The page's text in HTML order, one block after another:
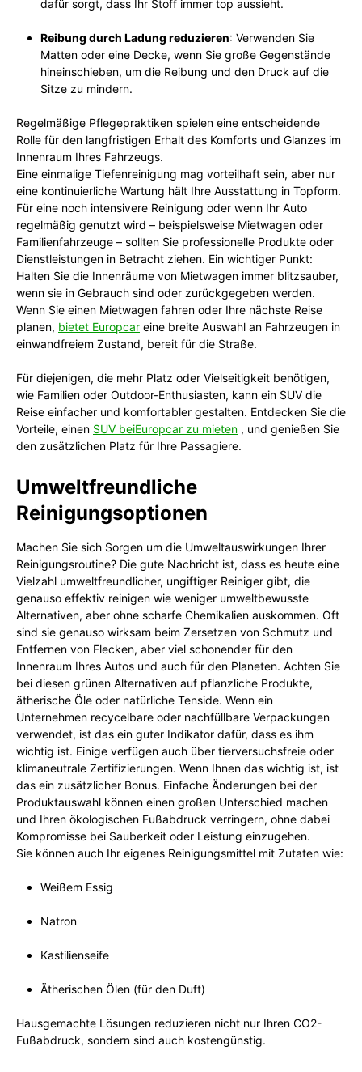
dafür sorgt, dass Ihr Stoff immer top aussieht.
Reibung durch Ladung reduzieren: Verwenden Sie
Matten oder eine Decke, wenn Sie große Gegenstände
hineinschieben, um die Reibung und den Druck auf die
Sitze zu mindern.
Regelmäßige Pflegepraktiken spielen eine entscheidende
Rolle für den langfristigen Erhalt des Komforts und Glanzes im
Innenraum Ihres Fahrzeugs.
Eine einmalige Tiefenreinigung mag vorteilhaft sein, aber nur
eine kontinuierliche Wartung hält Ihre Ausstattung in Topform.
Für eine noch intensivere Reinigung oder wenn Ihr Auto
regelmäßig genutzt wird – beispielsweise Mietwagen oder
Familienfahrzeuge – sollten Sie professionelle Produkte oder
Dienstleistungen in Betracht ziehen. Ein wichtiger Punkt:
Halten Sie die Innenräume von Mietwagen immer blitzsauber,
wenn sie in Gebrauch sind oder zurückgegeben werden.
Wenn Sie einen Mietwagen fahren oder Ihre nächste Reise
planen, bietet Europcar eine breite Auswahl an Fahrzeugen in
einwandfreiem Zustand, bereit für die Straße.
Für diejenigen, die mehr Platz oder Vielseitigkeit benötigen,
wie Familien oder Outdoor-Enthusiasten, kann ein SUV die
Reise einfacher und komfortabler gestalten. Entdecken Sie die
Vorteile, einen SUV beiEuropcar zu mieten , und genießen Sie
den zusätzlichen Platz für Ihre Passagiere.
Umweltfreundliche
Reinigungsoptionen
Machen Sie sich Sorgen um die Umweltauswirkungen Ihrer
Reinigungsroutine? Die gute Nachricht ist, dass es heute eine
Vielzahl umweltfreundlicher, ungiftiger Reiniger gibt, die
genauso effektiv reinigen wie weniger umweltbewusste
Alternativen, aber ohne scharfe Chemikalien auskommen. Oft
sind sie genauso wirksam beim Zersetzen von Schmutz und
Entfernen von Flecken, aber viel schonender für den
Innenraum Ihres Autos und auch für den Planeten. Achten Sie
bei diesen grünen Alternativen auf pflanzliche Produkte,
ätherische Öle oder natürliche Tenside. Wenn ein
Unternehmen recycelbare oder nachfüllbare Verpackungen
verwendet, ist das ein guter Indikator dafür, dass es ihm
wichtig ist. Einige verfügen auch über tierversuchsfreie oder
klimaneutrale Zertifizierungen. Wenn Ihnen das wichtig ist, ist
das ein zusätzlicher Bonus. Einfache Änderungen bei der
Produktauswahl können einen großen Unterschied machen
und Ihren ökologischen Fußabdruck verringern, ohne dabei
Kompromisse bei Sauberkeit oder Leistung einzugehen.
Sie können auch Ihr eigenes Reinigungsmittel mit Zutaten wie:
Weißem Essig
Natron
Kastilienseife
Ätherischen Ölen (für den Duft)
Hausgemachte Lösungen reduzieren nicht nur Ihren CO2-
Fußabdruck, sondern sind auch kostengünstig.